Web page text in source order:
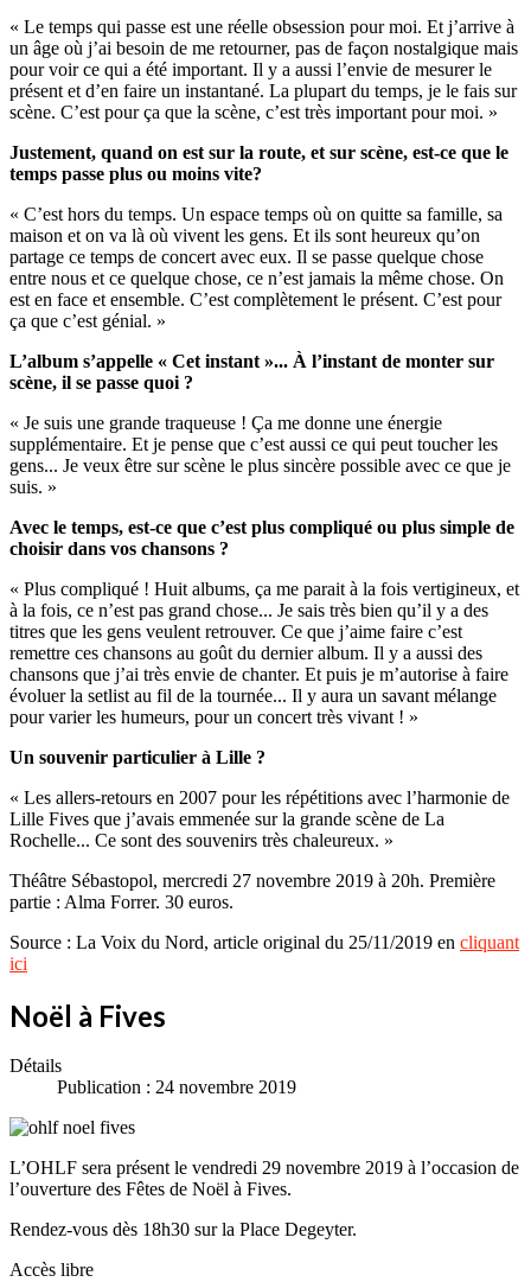
« Le temps qui passe est une réelle obsession pour moi. Et j’arrive à
un âge où j’ai besoin de me retourner, pas de façon nostalgique mais
pour voir ce qui a été important. Il y a aussi l’envie de mesurer le
présent et d’en faire un instantané. La plupart du temps, je le fais sur
scène. C’est pour ça que la scène, c’est très important pour moi. »
Justement, quand on est sur la route, et sur scène, est-ce que le
temps passe plus ou moins vite?
« C’est hors du temps. Un espace temps où on quitte sa famille, sa
maison et on va là où vivent les gens. Et ils sont heureux qu’on
partage ce temps de concert avec eux. Il se passe quelque chose
entre nous et ce quelque chose, ce n’est jamais la même chose. On
est en face et ensemble. C’est complètement le présent. C’est pour
ça que c’est génial. »
L’album s’appelle « Cet instant »... À l’instant de monter sur
scène, il se passe quoi ?
« Je suis une grande traqueuse ! Ça me donne une énergie
supplémentaire. Et je pense que c’est aussi ce qui peut toucher les
gens... Je veux être sur scène le plus sincère possible avec ce que je
suis. »
Avec le temps, est-ce que c’est plus compliqué ou plus simple de
choisir dans vos chansons ?
« Plus compliqué ! Huit albums, ça me parait à la fois vertigineux, et
à la fois, ce n’est pas grand chose... Je sais très bien qu’il y a des
titres que les gens veulent retrouver. Ce que j’aime faire c’est
remettre ces chansons au goût du dernier album. Il y a aussi des
chansons que j’ai très envie de chanter. Et puis je m’autorise à faire
évoluer la setlist au fil de la tournée... Il y aura un savant mélange
pour varier les humeurs, pour un concert très vivant ! »
Un souvenir particulier à Lille ?
« Les allers-retours en 2007 pour les répétitions avec l’harmonie de
Lille Fives que j’avais emmenée sur la grande scène de La
Rochelle... Ce sont des souvenirs très chaleureux. »
Théâtre Sébastopol, mercredi 27 novembre 2019 à 20h. Première
partie : Alma Forrer. 30 euros.
Source : La Voix du Nord, article original du 25/11/2019 en cliquant
ici
Noël à Fives
Détails
Publication : 24 novembre 2019
L’OHLF sera présent le vendredi 29 novembre 2019 à l’occasion de
l’ouverture des Fêtes de Noël à Fives.
Rendez-vous dès 18h30 sur la Place Degeyter.
Accès libre